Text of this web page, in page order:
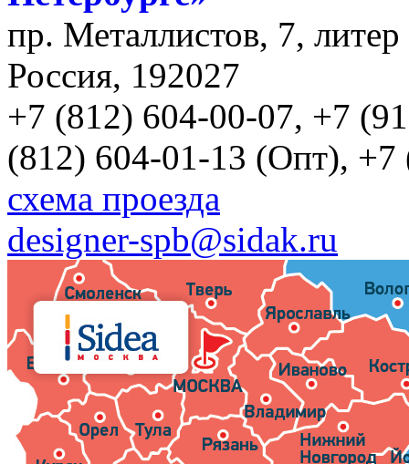
пр. Металлистов, 7,
Россия, 192027
+7 (812) 604-00-07, +7
(812) 604-01-13 (Опт), +7
схема проезда
designer-spb@sidak.ru